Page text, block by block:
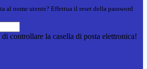
al nome utente? Effettua il reset della password
controllare la casella di posta elettronica!